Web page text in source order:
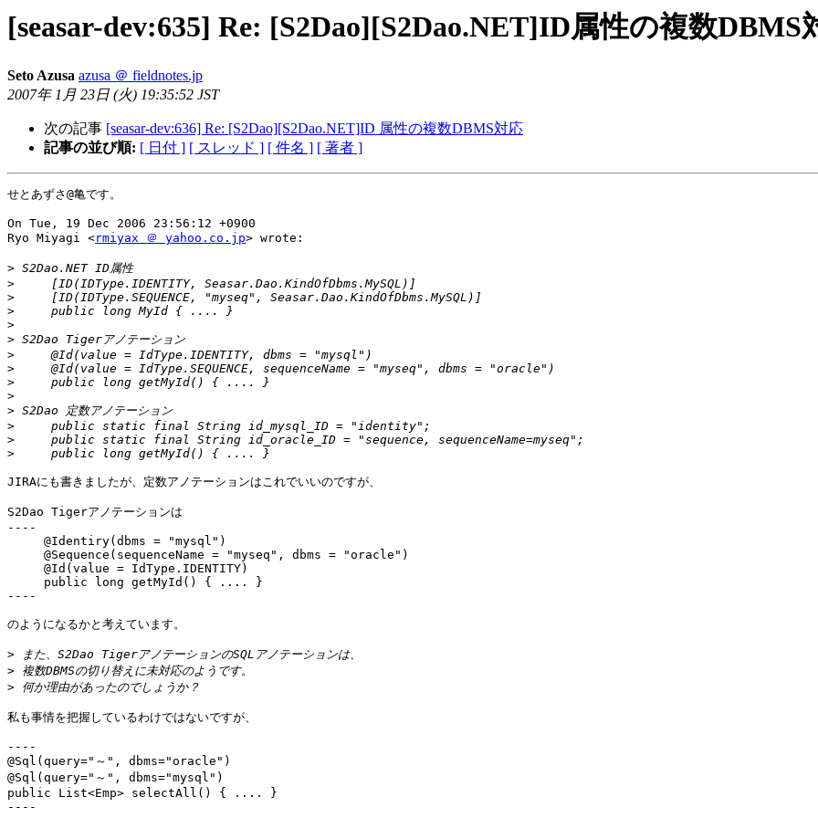
[seasar-dev:635] Re: [S2Dao][S2Dao.NET]ID属性の複数DBMS
Seto Azusa azusa ＠ fieldnotes.jp
2007年 1月 23日 (火) 19:35:52 JST
次の記事 [seasar-dev:636] Re: [S2Dao][S2Dao.NET]ID 属性の複数DBMS対応
記事の並び順: [ 日付 ] [ スレッド ] [ 件名 ] [ 著者 ]
せとあずさ@亀です。
On Tue, 19 Dec 2006 23:56:12 +0900
Ryo Miyagi <rmiyax ＠ yahoo.co.jp> wrote:
>
>
>
>
>
>
>
>
>
>
>
>
>
>
JIRAにも書きましたが、定数アノテーションはこれでいいのですが、
S2Dao Tigerアノテーションは
----
     @Identiry(dbms = "mysql")
     @Sequence(sequenceName = "myseq", dbms = "oracle")
     @Id(value = IdType.IDENTITY)
     public long getMyId() { .... }
----
のようになるかと考えています。
>
>
>
私も事情を把握しているわけではないですが、
----
@Sql(query="～", dbms="oracle")
@Sql(query="～", dbms="mysql")
public List<Emp> selectAll() { .... }
----